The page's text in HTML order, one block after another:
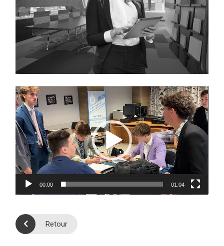
Lecteur
vidéo
00:00 01:04
Retour